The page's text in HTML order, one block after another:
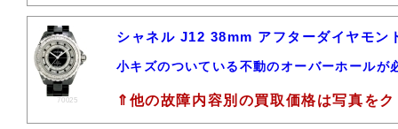
70025
シャネル J12 38mm アフターダイヤモ
小キズのついている不動のオーバーホールが
⇑他の故障内容別の買取価格は写真を